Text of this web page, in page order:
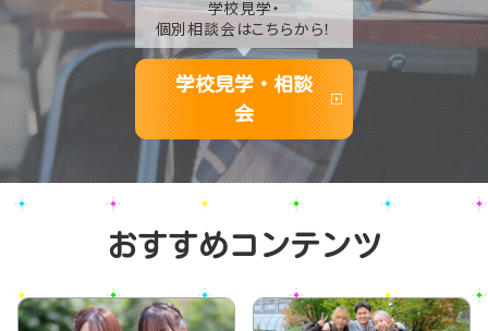
学校見学・
個別相談会はこちらから！
学校見学・相談
会
おすすめコンテンツ